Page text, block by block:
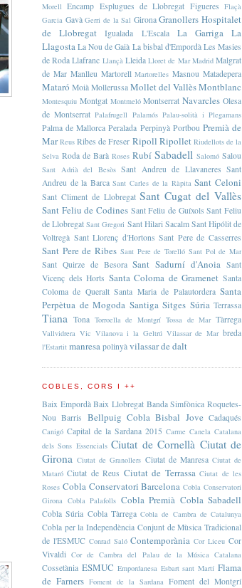
Morell Encamp Esplugues de Llobregat Figueres Flaçà
Garcia Gavà Gerri de la Sal Girona Granollers Hospitalet
de Llobregat
Igualada L'Escala La Garriga
La
Llagosta La Nou de Gaià La bisbal d'Empordà Les Masies
de Roda Llafranc Llançà Lleida Lloret de Mar Madrid Malgrat
de Mar Manlleu Martorell Martorelles Masnou Matadepera
Mataró Moià Mollerussa Mollet del VallèsMontblanc
Montesquiu Montgat Montmeló Montserrat Navarcles Olesa
de Montserrat Palafrugell Palamós Palau-solità i Plegamans
Palma de Mallorca Peralada Perpinyà Portbou Premià de
Mar Reus Ribes de Freser Ripoll Ripollet Riudellots de la
Selva Roda de Barà Roses Rubí Sabadell Salomó Salou
Sant Adrià del Besòs Sant Andreu de Llavaneres Sant
Andreu de la Barca Sant Carles de la Ràpita Sant Celoni
Sant Climent de Llobregat Sant Cugat del Vallès
Sant Feliu de Codines Sant Feliu de Guíxols Sant Feliu
de Llobregat Sant Gregori Sant Hilari Sacalm Sant Hipólit de
Voltregà Sant Llorenç d'Hortons Sant Pere de Casserres
Sant Pere de Ribes Sant Pere de Torelló Sant Pol de Mar
Sant Quirze de Besora Sant Sadurní d'Anoia Sant
Vicenç dels Horts Santa Coloma de Gramenet Santa
Coloma de Queralt Santa Maria de Palautordera Santa
Perpètua de Mogoda Santiga Sitges Súria Terrassa
Tiana Tona Torroella de Montgrí Tossa de Mar Tàrrega
Vallvidrera Vic Vilanova i la Geltrú Vilassar de Mar breda
l'Estartit manresa polinyà vilassar de dalt
COBLES, CORS I ++
Baix Empordà Baix Llobregat Banda Simfònica Roquetes-
Nou Barris Bellpuig Cobla Bisbal Jove Cadaqués
Canigó Capital de la Sardana 2015 Carme Canela Catalana
dels Sons Essencials Ciutat de Cornellà Ciutat de
Girona Ciutat de Granollers Ciutat de Manresa Ciutat de
Mataró Ciutat de Reus Ciutat de Terrassa Ciutat de les
Roses Cobla Conservatori Barcelona Cobla Conservatori
Girona Cobla Palafolls Cobla Premià Cobla Sabadell
Cobla Súria Cobla Tàrrega Cobla de Cambra de Catalunya
Cobla per la Independència Conjunt de Mùsica Tradicional
de l'ESMUC Conrad Saló Contemporània Cor Liceu Cor
Vivaldi Cor de Cambra del Palau de la Música Catalana
Cossetània ESMUC Empordanesa Esbart sant Martí Flama
de Farners Foment de la Sardana Foment del Montgrí